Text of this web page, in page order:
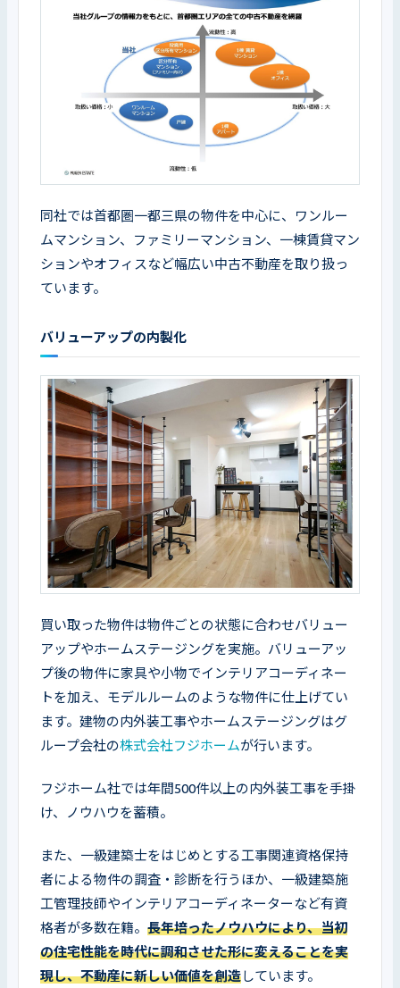
同社では首都圏一都三県の物件を中心に、ワンルー
ムマンション、ファミリーマンション、一棟賃貸マン
ションやオフィスなど幅広い中古不動産を取り扱っ
ています。
バリューアップの内製化
買い取った物件は物件ごとの状態に合わせバリュー
アップやホームステージングを実施。バリューアッ
プ後の物件に家具や小物でインテリアコーディネー
トを加え、モデルルームのような物件に仕上げてい
ます。建物の内外装工事やホームステージングはグ
ループ会社の株式会社フジホームが行います。
フジホーム社では年間500件以上の内外装工事を手掛
け、ノウハウを蓄積。
また、一級建築士をはじめとする工事関連資格保持
者による物件の調査・診断を行うほか、一級建築施
工管理技師やインテリアコーディネーターなど有資
格者が多数在籍。 長年培ったノウハウにより、当初
の住宅性能を時代に調和させた形に変えることを実
現し、不動産に新しい価値を創造しています。